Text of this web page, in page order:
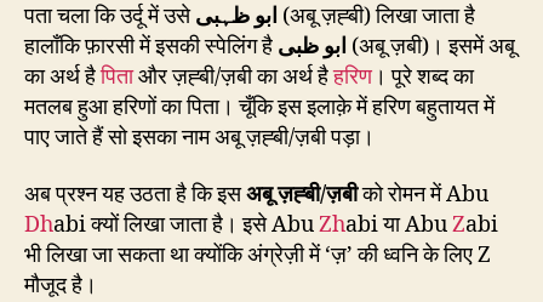
पता चला कि उर्दू में उसेابو ظہبی (अबू ज़ह्बी) लिखा जाता है
हालाँकि फ़ारसी में इसकी स्पेलिंग है ابو ظبی (अबू ज़बी)। इसमें अबू
का अर्थ हैपिताऔर ज़ह्बी/ज़बी का अर्थ हैहरिण। पूरे शब्द का
मतलब हुआ हरिणों का पिता। चूँकि इस इलाक़े में हरिण बहुतायत में
पाए जाते हैं सो इसका नाम अबू ज़ह्बी/ज़बी पड़ा।
अब प्रश्न यह उठता है कि इसअबू ज़ह्बी/ज़बीको रोमन में Abu
Dhabi क्यों लिखा जाता है। इसे AbuZhabi या AbuZabi
भी लिखा जा सकता था क्योंकि अंग्रेज़ी में ‘ज़’ की ध्वनि के लिए Z
मौजूद है।